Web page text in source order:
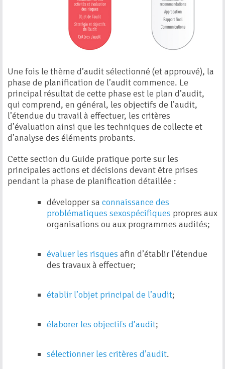
Une fois le thème d’audit sélectionné (et approuvé), la
phase de planification de l’audit commence. Le
principal résultat de cette phase est le plan d’audit,
qui comprend, en général, les objectifs de l’audit,
l’étendue du travail à effectuer, les critères
d’évaluation ainsi que les techniques de collecte et
d’analyse des éléments probants.
Cette section du Guide pratique porte sur les
principales actions et décisions devant être prises
pendant la phase de planification détaillée :
développer sa connaissance des
problématiques sexospécifiques propres aux
organisations ou aux programmes audités;
évaluer les risques afin d’établir l’étendue
des travaux à effectuer;
établir l’objet principal de l’audit;
élaborer les objectifs d’audit;
sélectionner les critères d’audit.